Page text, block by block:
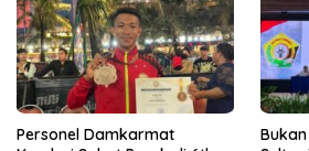
Personel Damkarmat